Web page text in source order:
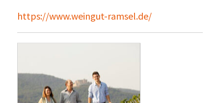
https://www.weingut-ramsel.de/